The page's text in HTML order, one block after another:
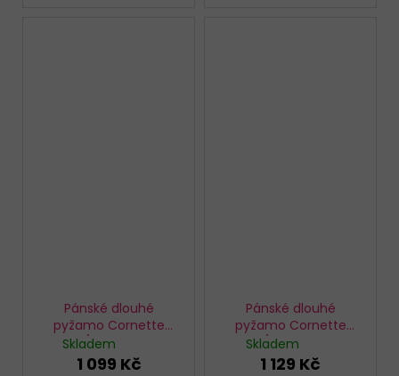
Pánské dlouhé
pyžamo Cornette
124/263 Aspen
Skladem
1 099 Kč
Pánské dlouhé
pyžamo Cornette
124/271 Never 2
Skladem
1 129 Kč